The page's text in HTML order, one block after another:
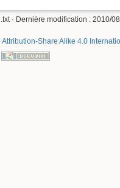
· Dernière modification : 2010/
Attribution-Share Alike 4.0